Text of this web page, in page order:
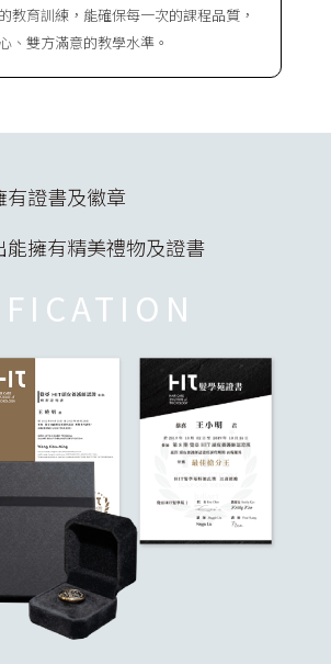
教育訓練，能確保每一次的課程品質，
、雙方滿意的教學水準。
有證書及徽章
能擁有精美禮物及證書